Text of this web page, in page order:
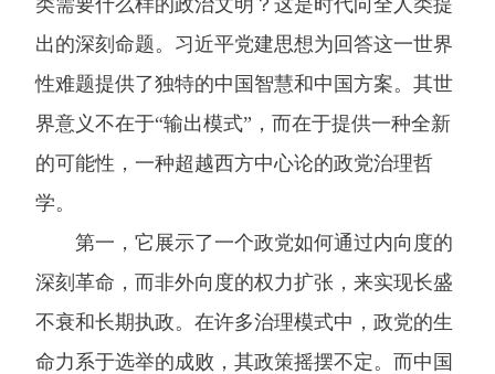
类需要什么样的政治文明？这是时代向全人类提
出的深刻命题。习近平党建思想为回答这一世界
性难题提供了独特的中国智慧和中国方案。其世
界意义不在于“输出模式”，而在于提供一种全新
的可能性，一种超越西方中心论的政党治理哲
学。
第一，它展示了一个政党如何通过内向度的
深刻革命，而非外向度的权力扩张，来实现长盛
不衰和长期执政。在许多治理模式中，政党的生
命力系于选举的成败，其政策摇摆不定。而中国